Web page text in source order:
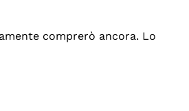
comprerò ancora. Lo